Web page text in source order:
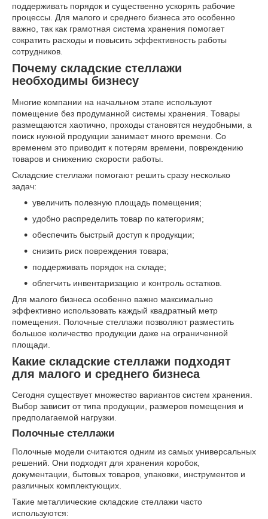
поддерживать порядок и существенно ускорять рабочие
процессы. Для малого и среднего бизнеса это особенно
важно, так как грамотная система хранения помогает
сократить расходы и повысить эффективность работы
сотрудников.
Почему складские стеллажи
необходимы бизнесу
Многие компании на начальном этапе используют
помещение без продуманной системы хранения. Товары
размещаются хаотично, проходы становятся неудобными, а
поиск нужной продукции занимает много времени. Со
временем это приводит к потерям времени, повреждению
товаров и снижению скорости работы.
Складские стеллажи помогают решить сразу несколько
задач:
увеличить полезную площадь помещения;
удобно распределить товар по категориям;
обеспечить быстрый доступ к продукции;
снизить риск повреждения товара;
поддерживать порядок на складе;
облегчить инвентаризацию и контроль остатков.
Для малого бизнеса особенно важно максимально
эффективно использовать каждый квадратный метр
помещения. Полочные стеллажи позволяют разместить
большое количество продукции даже на ограниченной
площади.
Какие складские стеллажи подходят
для малого и среднего бизнеса
Сегодня существует множество вариантов систем хранения.
Выбор зависит от типа продукции, размеров помещения и
предполагаемой нагрузки.
Полочные стеллажи
Полочные модели считаются одним из самых универсальных
решений. Они подходят для хранения коробок,
документации, бытовых товаров, упаковки, инструментов и
различных комплектующих.
Такие металлические складские стеллажи часто
используются: